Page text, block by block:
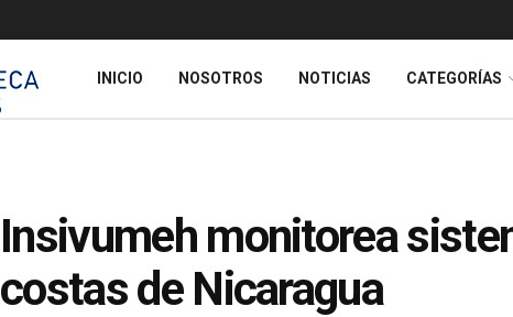
INICIO NOSOTROS NOTICIAS CATEGORÍAS
Insivumeh monitorea
costas de Nicaragua